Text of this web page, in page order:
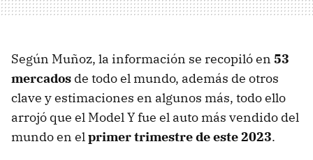
Según Muñoz, la información se recopiló en 53
mercados de todo el mundo, además de otros
clave y estimaciones en algunos más, todo ello
arrojó que el Model Y fue el auto más vendido del
mundoen elprimer trimestre de este 2023.